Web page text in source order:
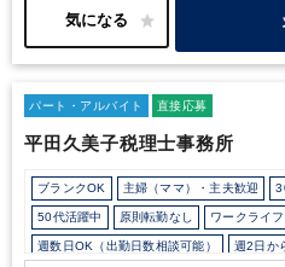
パート・アルバイト 直接応募
平田久美子税理士事務所
ブランクOK 主婦（ママ）・主夫歓迎
50代活躍中 原則転勤なし ワークライ
週数日OK（出勤日数相談可能） 週2日か